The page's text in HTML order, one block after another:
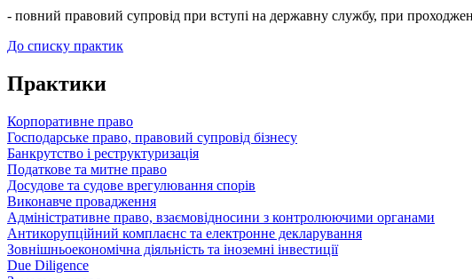
- повний правовий супровід при вступі на державну службу, при
До списку практик
Практики
Корпоративне право
Господарське право, правовий супровід бізнесу
Банкрутство і реструктуризація
Податкове та митне право
Досудове та судове врегулювання спорів
Виконавче провадження
Адміністративне право, взаємовідносини з контролюючими органами
Антикорупційний комплаєнс та електронне декларування
Зовнішньоекономічна діяльність та іноземні інвестиції
Due Diligence